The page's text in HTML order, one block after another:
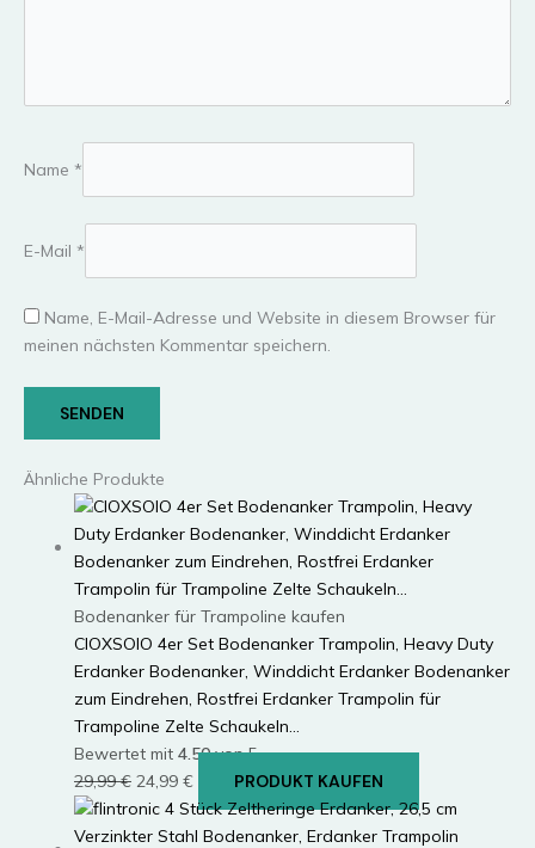
Name *
E-Mail *
Name, E-Mail-Adresse und Website in diesem Browser für
meinen nächsten Kommentar speichern.
Ähnliche Produkte
Bodenanker für Trampoline kaufen
CIOXSOIO 4er Set Bodenanker Trampolin, Heavy Duty
Erdanker Bodenanker, Winddicht Erdanker Bodenanker
zum Eindrehen, Rostfrei Erdanker Trampolin für
Trampoline Zelte Schaukeln…
Bewertet mit 4.50von 5
29,99€ Ursprünglicher
Preis
war:
24,99 €Aktueller
Preis
ist:
PRODUKT KAUFEN